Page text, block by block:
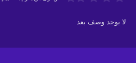
لا يوجد وصف بعد